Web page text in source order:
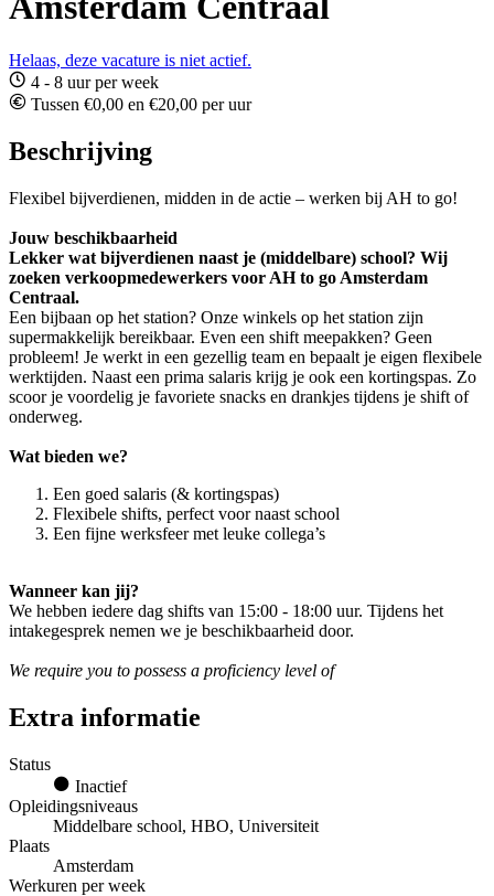
Helaas, deze vacature is niet actief.
4 - 8 uur per week
Tussen €0,00 en €20,00 per uur
Beschrijving
Flexibel bijverdienen, midden in de actie – werken bij AH to go!
Jouw beschikbaarheid
Lekker wat bijverdienen naast je (middelbare) school? Wij
zoeken verkoopmedewerkers voor AH to go Amsterdam
Centraal.
Een bijbaan op het station? Onze winkels op het station zijn
supermakkelijk bereikbaar. Even een shift meepakken? Geen
probleem! Je werkt in een gezellig team en bepaalt je eigen flexibele
werktijden. Naast een prima salaris krijg je ook een kortingspas. Zo
scoor je voordelig je favoriete snacks en drankjes tijdens je shift of
onderweg.
Wat bieden we?
Een goed salaris (& kortingspas)
Flexibele shifts, perfect voor naast school
Een fijne werksfeer met leuke collega’s
Wanneer kan jij?
We hebben iedere dag shifts van 15:00 - 18:00 uur. Tijdens het
intakegesprek nemen we je beschikbaarheid door.
We require you to possess a proficiency level of
Extra informatie
Status
Inactief
Opleidingsniveaus
Middelbare school, HBO, Universiteit
Plaats
Amsterdam
Werkuren per week